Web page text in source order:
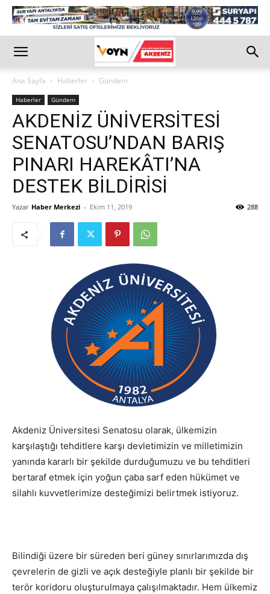
Ana Sayfa Haberler Gündem
Haberler Gündem
AKDENİZ ÜNİVERSİTESİ
SENATOSU’NDAN BARIŞ
PINARI HAREKÂTI’NA
DESTEK BİLDİRİSİ
Yazar Haber Merkezi - Ekim 11, 2019 288
Akdeniz Üniversitesi Senatosu olarak, ülkemizin
karşılaştığı tehditlere karşı devletimizin ve milletimizin
yanında kararlı bir şekilde durduğumuzu ve bu tehditleri
bertaraf etmek için yoğun çaba sarf eden hükümet ve
silahlı kuvvetlerimize desteğimizi belirtmek istiyoruz.
Bilindiği üzere bir süreden beri güney sınırlarımızda dış
çevrelerin de gizli ve açık desteğiyle planlı bir şekilde bir
terör koridoru oluşturulmaya çalışılmaktadır. Hem ülkemiz